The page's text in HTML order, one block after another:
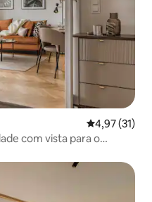
4,97 de uma
4,97 (31)
com vista para o